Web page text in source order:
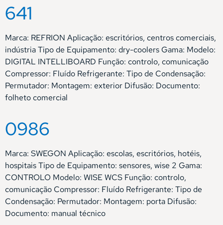
641
Marca: REFRION Aplicação: escritórios, centros comerciais,
indústria Tipo de Equipamento: dry-coolers Gama: Modelo:
DIGITAL INTELLIBOARD Função: controlo, comunicação
Compressor: Fluído Refrigerante: Tipo de Condensação:
Permutador: Montagem: exterior Difusão: Documento:
folheto comercial
0986
Marca: SWEGON Aplicação: escolas, escritórios, hotéis,
hospitais Tipo de Equipamento: sensores, wise 2 Gama:
CONTROLO Modelo: WISE WCS Função: controlo,
comunicação Compressor: Fluído Refrigerante: Tipo de
Condensação: Permutador: Montagem: porta Difusão:
Documento: manual técnico